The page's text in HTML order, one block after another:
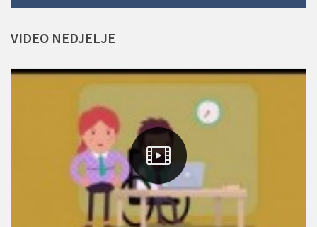
VIDEO NEDJELJE